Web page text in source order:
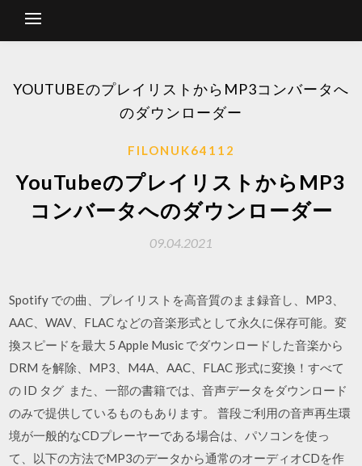
YOUTUBEのプレイリストからMP3コンバータへ
のダウンローダー
FILONUK64112
YouTubeのプレイリストからMP3
コンバータへのダウンローダー
09.04.2021
Spotify での曲、プレイリストを高音質のまま録音し、MP3、
AAC、WAV、FLAC などの音楽形式として永久に保存可能。変
換スピードを最大 5 Apple Music でダウンロードした音楽から
DRM を解除、MP3、M4A、AAC、FLAC 形式に変換！すべて
の ID タグ また、一部の書籍では、音声データをダウンロード
のみで提供しているものもあります。 普段ご利用の音声再生環
境が一般的なCDプレーヤーである場合は、パソコンを使っ
て、以下の方法でMP3のデータから通常のオーディオCDを作